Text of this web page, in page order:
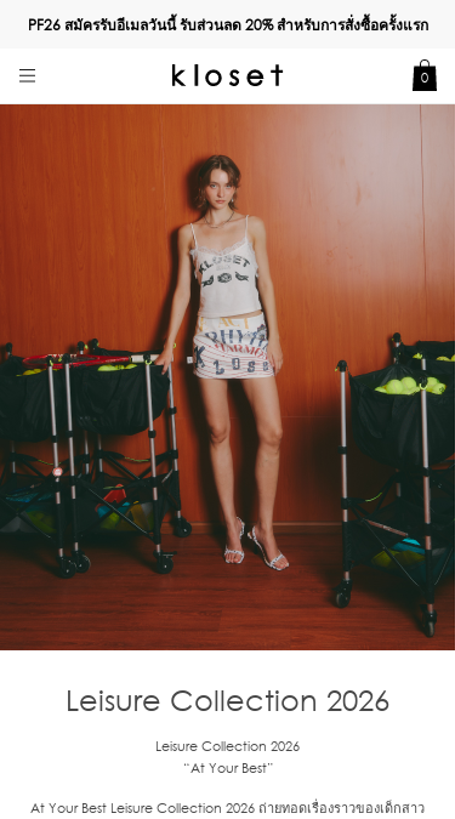
PF26 สมัครรับอีเมลวันนี้ รับส่วนลด20%สำหรับการสั่งซื้อครั้งแรก
0
Leisure Collection 2026
Leisure Collection 2026
“At Your Best”
At Your Best Leisure Collection 2026 ถ่ายทอดเรื่องราวของเด็กสาว